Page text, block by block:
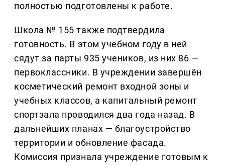
полностью подготовлены к работе.
Школа № 155 также подтвердила
готовность. В этом учебном году в ней
сядут за парты 935 учеников, из них 86 —
первоклассники. В учреждении завершён
косметический ремонт входной зоны и
учебных классов, а капитальный ремонт
спортзала проводился два года назад. В
дальнейших планах — благоустройство
территории и обновление фасада.
Комиссия признала учреждение готовым к